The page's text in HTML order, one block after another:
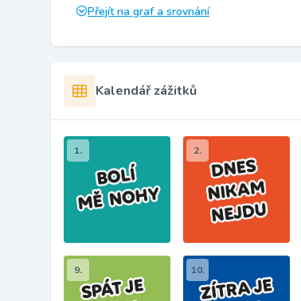
Přejít na graf a srovnání
Kalendář zážitků
1. 2.
9. 10.